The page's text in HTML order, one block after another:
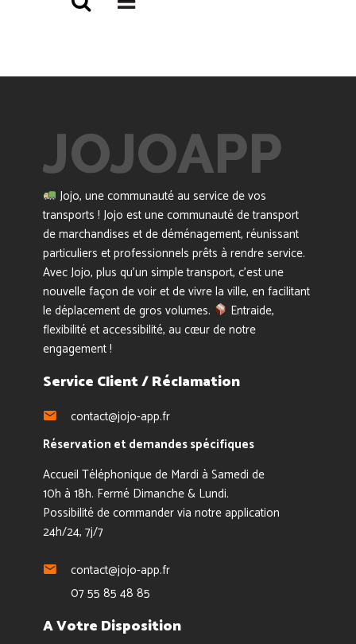
Jojo, une communauté au service de vos
transports ! Jojo est une communauté de transport
de marchandises et de déménagement, réunissant
particuliers et professionnels prêts à rendre service.
Avec Jojo, plus qu’un simple transport, c’est une
nouvelle façon de voir et de vivre la ville, en facilitant
le déplacement de gros volumes.
Entraide,
flexibilité et accessibilité, au cœur de notre
engagement !
Service Client / Réclamation
contact@jojo-app.fr
Réservation et demandes spécifiques
Accueil Téléphonique de Mardi à Samedi de
10h à 18h. Fermé Dimanche & Lundi.
Possibilité de commander via notre application
24h/24, 7j/7
contact@jojo-app.fr
07 55 85 48 85
A Votre Disposition